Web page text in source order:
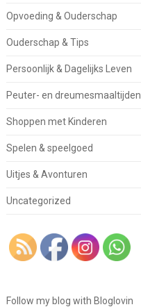
Opvoeding & Ouderschap
Ouderschap & Tips
Persoonlijk & Dagelijks Leven
Peuter- en dreumesmaaltijden
Shoppen met Kinderen
Spelen & speelgoed
Uitjes & Avonturen
Uncategorized
Follow my blog with Bloglovin